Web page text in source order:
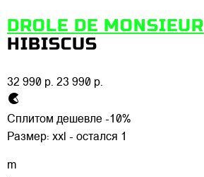
DROLE DE MONSIEUR
HIBISCUS
32 990 р. 23 990 р.
Сплитом дешевле -10%
Размер: xxl - остался 1
m